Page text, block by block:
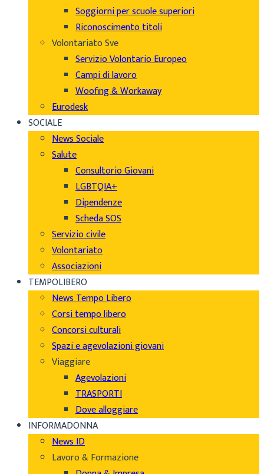
Soggiorni per scuole superiori
Riconoscimento titoli
Volontariato Sve
Servizio Volontario Europeo
Campi di lavoro
Woofing & Workaway
Eurodesk
SOCIALE
News Sociale
Salute
Consultorio Giovani
LGBTQIA+
Dipendenze
Scheda SOS
Servizio civile
Volontariato
Associazioni
TEMPOLIBERO
News Tempo Libero
Corsi tempo libero
Concorsi culturali
Spazi e agevolazioni giovani
Viaggiare
Agevolazioni
TRASPORTI
Dove alloggiare
INFORMADONNA
News ID
Lavoro & Formazione